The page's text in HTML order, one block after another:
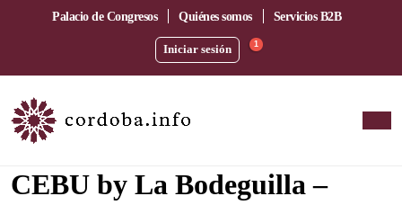
Palacio de Congresos Quiénes somos Servicios B2B
Iniciar sesión 1
CEBU by La Bodeguilla –